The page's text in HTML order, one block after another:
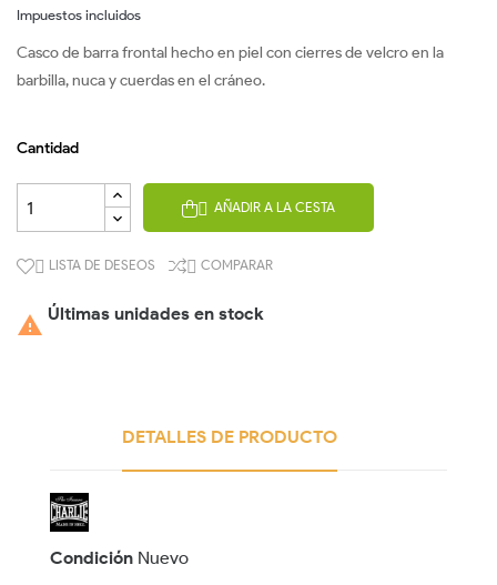
Impuestos incluidos
Casco de barra frontal hecho en piel con cierres de velcro en la
barbilla, nuca y cuerdas en el cráneo.
Cantidad
 AÑADIR A LA CESTA
 LISTA DE DESEOS  COMPARAR
 Últimas unidades en stock
DETALLES DE PRODUCTO
Condición Nuevo